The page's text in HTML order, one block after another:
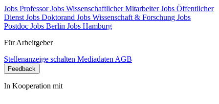
Jobs ProfessorJobs Wissenschaftlicher MitarbeiterJobs Öffentlicher
Dienst Jobs Doktorand Jobs Wissenschaft & Forschung Jobs
Postdoc Jobs Berlin Jobs Hamburg
Für Arbeitgeber
Stellenanzeige schalten Mediadaten AGB
Feedback
In Kooperation mit